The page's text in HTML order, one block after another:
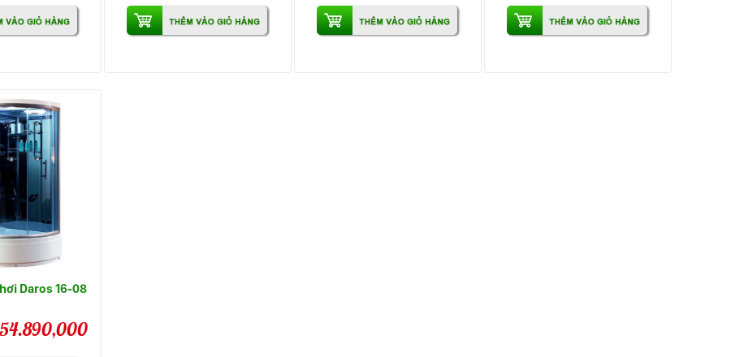
Daros 16-08
54.890,000